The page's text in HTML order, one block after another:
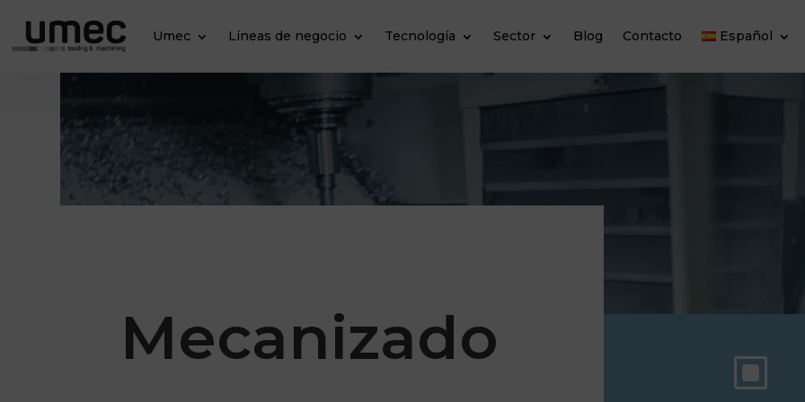
Umec Líneas de negocio Tecnología Sector Blog Contacto Español
Mecanizado
W